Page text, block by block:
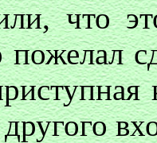
что
пожелал